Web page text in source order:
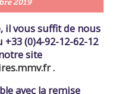
2019
il vous suffit de nous
(0)4-92-12-62-12
site
.
avec la remise